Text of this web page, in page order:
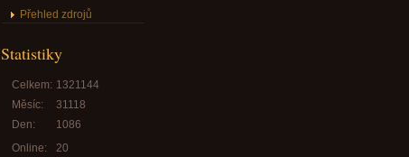
Přehled zdrojů
Statistiky
Online: 20
Celkem: 1321144
Měsíc:
31118
Den:
1086